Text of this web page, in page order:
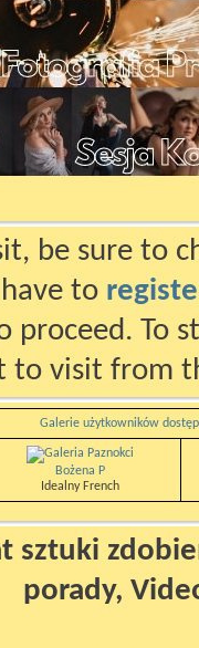
be sure to
to
proceed. To
visit from
Galerie użytkowników
Bożena P
Idealny French
sztuki
porady,